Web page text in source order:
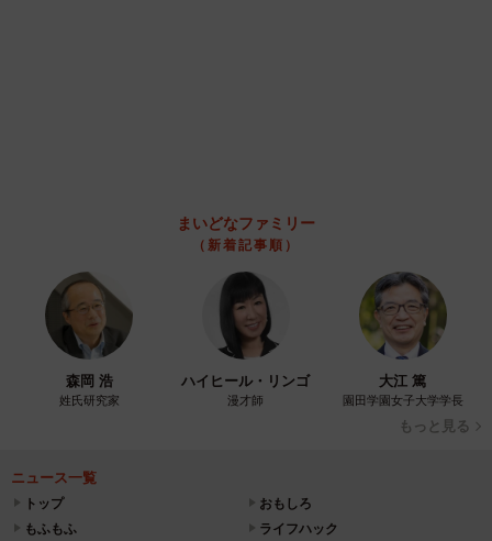
まいどなファミリー
（新着記事順）
森岡 浩
姓氏研究家
ハイヒール・リンゴ
漫才師
大江 篤
園田学園女子大学学長
もっと見る
ニュース一覧
トップ
おもしろ
もふもふ
ライフハック